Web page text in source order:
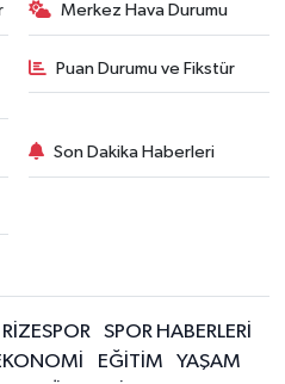
Merkez Hava Durumu
Puan Durumu ve Fikstür
Son Dakika Haberleri
SPOR HABERLERİ
EĞİTİM
YAŞAM